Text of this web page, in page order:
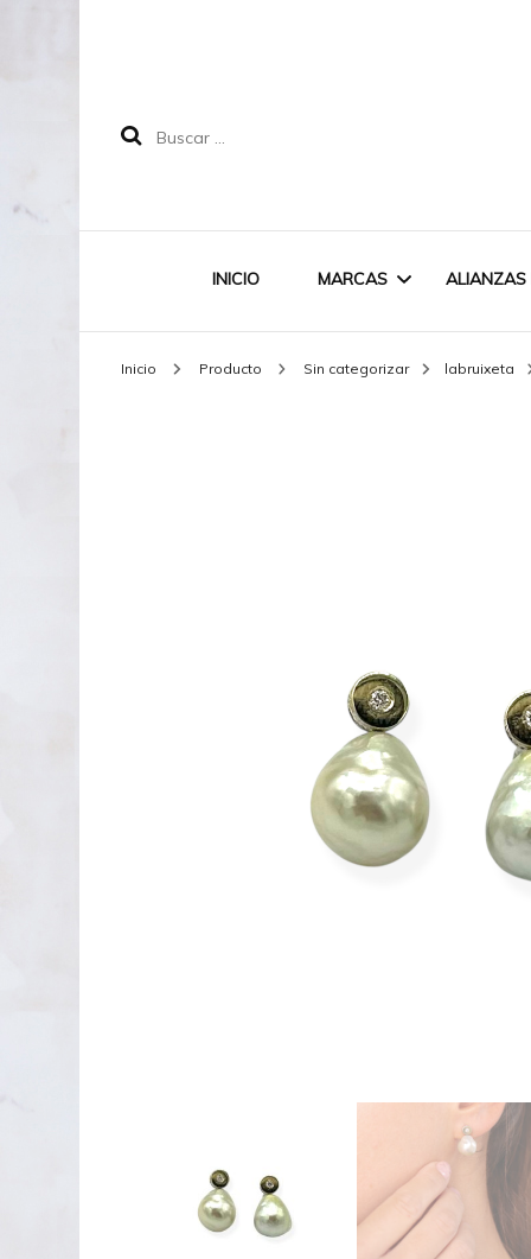
Buscar:
INICIO MARCAS
LINEARGENT
MAR CUCURELLA
SKULL RIDER
ALIANZAS
Inicio Producto Sin categorizar labruixeta